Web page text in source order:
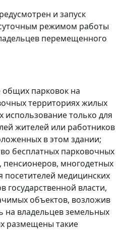
и запуск
режимом работы
перемещенного
общих парковок на
территориях жилых
использование только для
жителей или работников
в этом здании;
бесплатных парковочных
пенсионеров, многодетных
посетителей медицинских
государственной власти,
объектов, возложив
на владельцев земельных
размещены такие